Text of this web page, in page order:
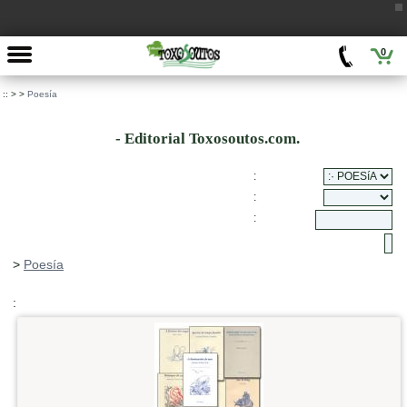
0
:: > > Poesía
- Editorial Toxosoutos.com.
:
:
:
> Poesía
: